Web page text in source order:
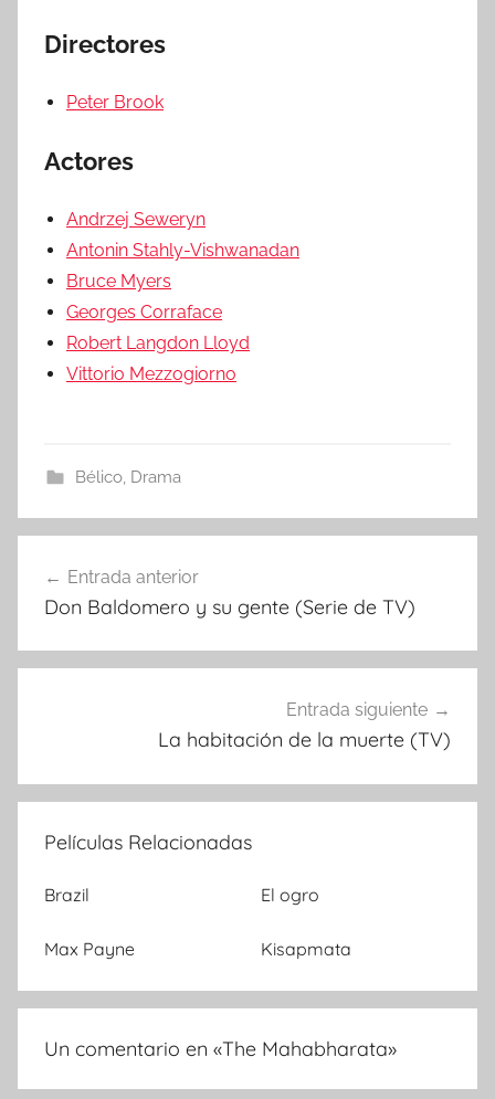
Directores
Peter Brook
Actores
Andrzej Seweryn
Antonin Stahly-Vishwanadan
Bruce Myers
Georges Corraface
Robert Langdon Lloyd
Vittorio Mezzogiorno
Bélico, Drama
Navegación
de
entradas
Entrada anterior
Don Baldomero y su gente (Serie de TV)
Entrada siguiente
La habitación de la muerte (TV)
Películas Relacionadas
Brazil El ogro
Max Payne Kisapmata
Un comentario en «The Mahabharata»